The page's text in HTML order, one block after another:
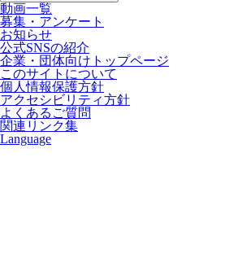
動画一覧
募集・アンケート
お知らせ
公式SNSの紹介
企業・団体向けトップページ
このサイトについて
個人情報保護方針
アクセシビリティ方針
よくあるご質問
関連リンク集
Language